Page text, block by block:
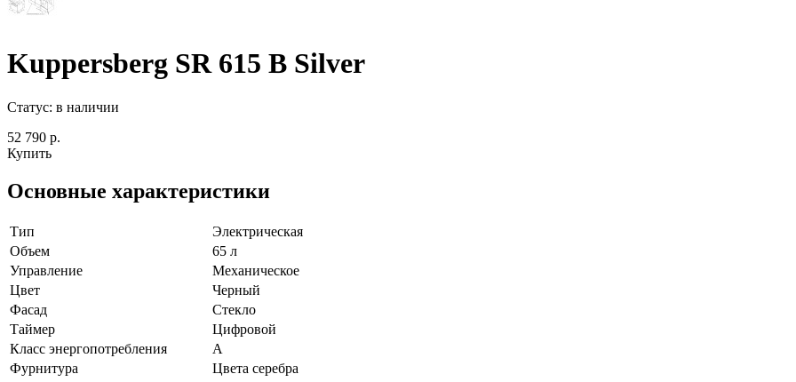
Kuppersberg SR 615 B Silver
Статус: в наличии
52 790 р.
Купить
Основные характеристики
Тип
Электрическая
Объем
65 л
Управление
Механическое
Цвет
Черный
Фасад
Стекло
Таймер
Цифровой
Класс энергопотребления
А
Фурнитура
Цвета серебра